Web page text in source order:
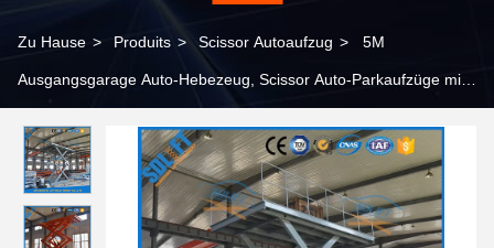
Zu Hause > Produits > Scissor Autoaufzug > 5M
Ausgangsgarage Auto-Hebezeug, Scissor Auto-Parkaufzüge mit